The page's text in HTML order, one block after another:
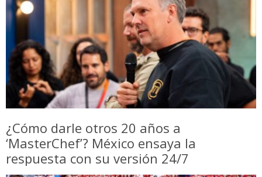
¿Cómo darle otros 20 años a
‘MasterChef’? México ensaya la
respuesta con su versión 24/7